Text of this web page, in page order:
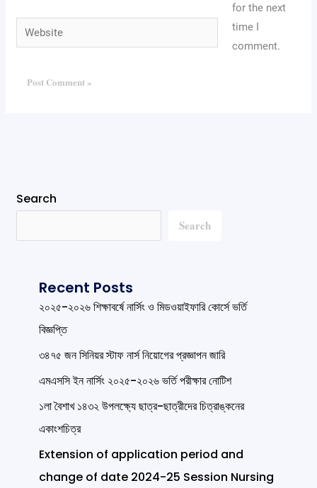
Website
for the next
time I
comment.
Search
Search
Recent Posts
২০২৫-২০২৬ শিক্ষাবর্ষে নার্সিং ও মিডওয়াইফারি কোর্সে ভর্তি
বিজ্ঞপ্তি
৩৪৭৫ জন সিনিয়র স্টাফ নার্স নিয়োগের প্রজ্ঞাপন জারি
এমএসসি ইন নার্সিং ২০২৫-২০২৬ ভর্তি পরীক্ষার নোটিশ
১লা বৈশাখ ১৪৩২ উপলক্ষ্যে ছাত্র-ছাত্রীদের চিত্রাঙ্কনের
একাংশচিত্র
Extension of application period and
change of date 2024-25 Session Nursing